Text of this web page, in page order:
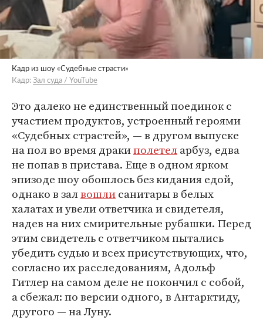
Кадр из шоу «Судебные страсти»
Кадр: Зал суда / YouTube
Это далеко не единственный поединок с
участием продуктов, устроенный героями
«Судебных страстей», — в другом выпуске
на пол во время дракиполетеларбуз, едва
не попав в пристава. Еще в одном ярком
эпизоде шоу обошлось без кидания едой,
однако в залвошлисанитары в белых
халатах и увели ответчика и свидетеля,
надев на них смирительные рубашки. Перед
этим свидетель с ответчиком пытались
убедить судью и всех присутствующих, что,
согласно их расследованиям, Адольф
Гитлер на самом деле не покончил с собой,
а сбежал: по версии одного, в Антарктиду,
другого — на Луну.